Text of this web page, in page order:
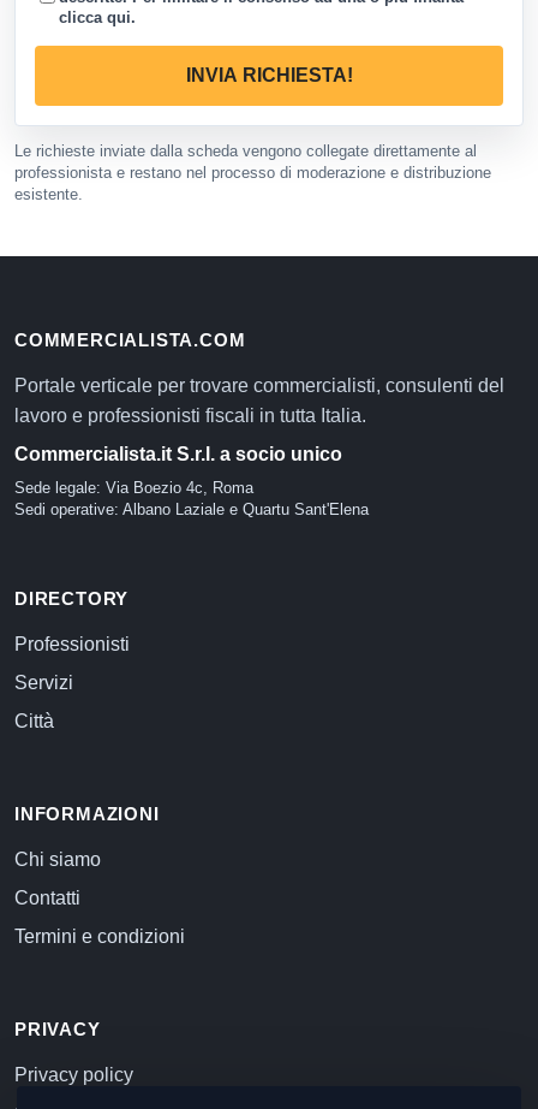
clicca qui.
INVIA RICHIESTA!
Le richieste inviate dalla scheda vengono collegate direttamente al
professionista e restano nel processo di moderazione e distribuzione
esistente.
COMMERCIALISTA.COM
Portale verticale per trovare commercialisti, consulenti del
lavoro e professionisti fiscali in tutta Italia.
Commercialista.it S.r.l. a socio unico
Sede legale: Via Boezio 4c, Roma
Sedi operative: Albano Laziale e Quartu Sant'Elena
DIRECTORY
Professionisti
Servizi
Città
INFORMAZIONI
Chi siamo
Contatti
Termini e condizioni
PRIVACY
Privacy policy